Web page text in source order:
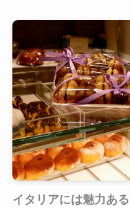
イタリアには魅力あ